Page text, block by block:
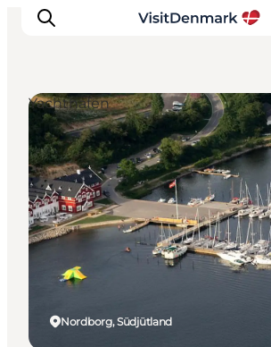
Inspiration
Regionen
Erlebnisse
Unterkünfte
Reiseplanung
Nordborg, Südjütland
Yachthafen